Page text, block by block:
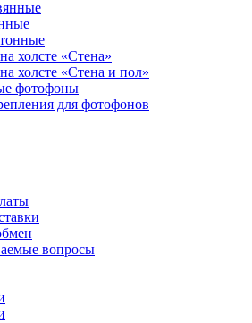
холсте «Стена»
холсте «Стена и пол»
фотофоны
для фотофонов
вопросы